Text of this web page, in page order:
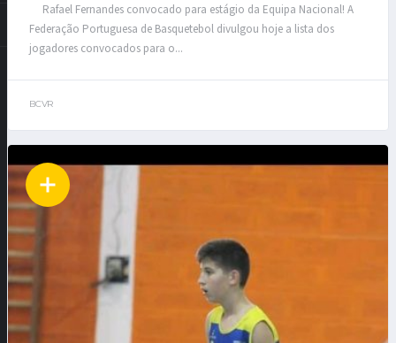
Rafael Fernandes convocado para estágio da Equipa Nacional! A
Federação Portuguesa de Basquetebol divulgou hoje a lista dos
jogadores convocados para o...
BCVR